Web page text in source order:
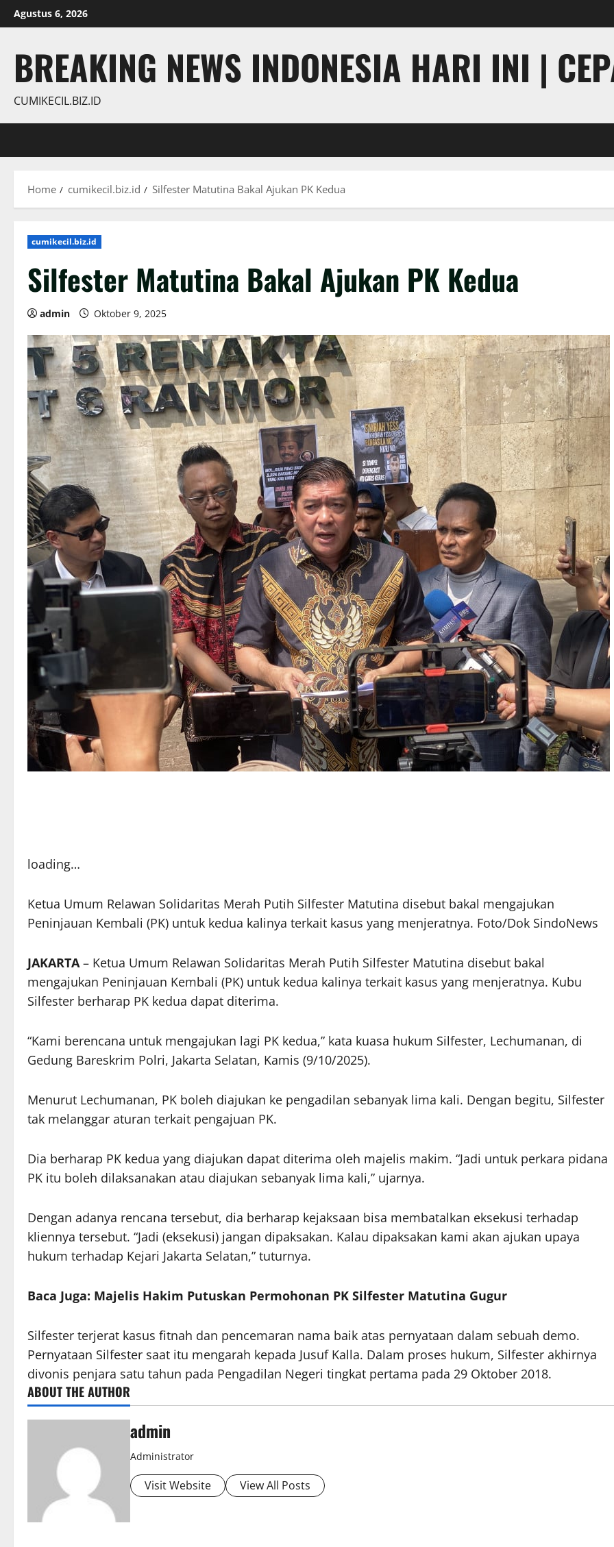
Skip
to
Agustus 6, 2026
BREAKING NEWS INDONESIA HARI INI |
CUMIKECIL.BIZ.ID
Home cumikecil.biz.id Silfester Matutina Bakal Ajukan PK Kedua
cumikecil.biz.id
Silfester Matutina Bakal Ajukan PK Kedua
admin Oktober 9, 2025
loading…
Ketua Umum Relawan Solidaritas Merah Putih Silfester Matutina disebut bakal mengajukan
Peninjauan Kembali (PK) untuk kedua kalinya terkait kasus yang menjeratnya. Foto/Dok SindoNews
JAKARTA– Ketua Umum Relawan Solidaritas Merah Putih Silfester Matutina disebut bakal
mengajukan Peninjauan Kembali (PK) untuk kedua kalinya terkait kasus yang menjeratnya. Kubu
Silfester berharap PK kedua dapat diterima.
“Kami berencana untuk mengajukan lagi PK kedua,” kata kuasa hukum Silfester, Lechumanan, di
Gedung Bareskrim Polri, Jakarta Selatan, Kamis (9/10/2025).
Menurut Lechumanan, PK boleh diajukan ke pengadilan sebanyak lima kali. Dengan begitu, Silfester
tak melanggar aturan terkait pengajuan PK.
Dia berharap PK kedua yang diajukan dapat diterima oleh majelis makim. “Jadi untuk perkara pidana
PK itu boleh dilaksanakan atau diajukan sebanyak lima kali,” ujarnya.
Dengan adanya rencana tersebut, dia berharap kejaksaan bisa membatalkan eksekusi terhadap
kliennya tersebut. “Jadi (eksekusi) jangan dipaksakan. Kalau dipaksakan kami akan ajukan upaya
hukum terhadap Kejari Jakarta Selatan,” tuturnya.
Baca Juga: Majelis Hakim Putuskan Permohonan PK Silfester Matutina Gugur
Silfester terjerat kasus fitnah dan pencemaran nama baik atas pernyataan dalam sebuah demo.
Pernyataan Silfester saat itu mengarah kepada Jusuf Kalla. Dalam proses hukum, Silfester akhirnya
divonis penjara satu tahun pada Pengadilan Negeri tingkat pertama pada 29 Oktober 2018.
ABOUT THE AUTHOR
admin
Administrator
Visit Website View All Posts